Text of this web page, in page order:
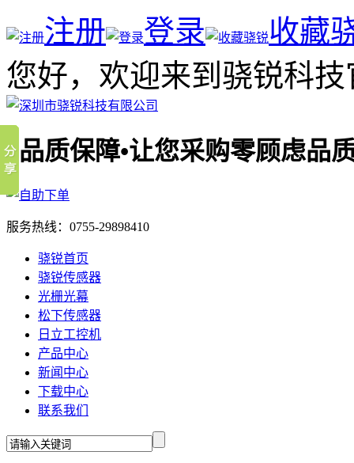
注册 登录
收藏
您好，欢迎来到骁锐科
品
服务热线： 0755-29898410
骁锐首页
骁锐传感器
光栅光幕
松下传感器
日立工控机
产品中心
新闻中心
下载中心
联系我们